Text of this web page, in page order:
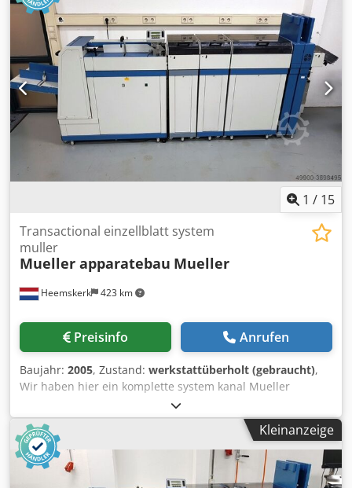
1 / 15
Heemskerk 423 km
Transactional einzellblatt system
muller
Mueller apparatebau Mueller
Preisinfo Anrufen
Baujahr: 2005, Zustand: werkstattüberholt (gebraucht),
Wir haben hier ein komplette system kanal Mueller
apparatebau verfuegbar. Diese system kanal wird A4
dokumenten einziehen - lesung von lesekode - sammeln -
falzen und Ist fertig fuer installation an einen Buhrs ITM
kuvertiersystem. Dodpfx Asd A Ud Uenmeck
Kleinanzeige